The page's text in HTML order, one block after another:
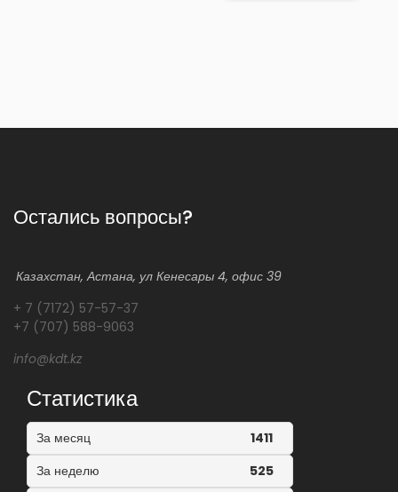
Остались вопросы?
Казахстан, Астана, ул Кенесары 4, офис 39
+ 7 (7172) 57-57-37
+7 (707) 588-9063
info@kdt.kz
Статистика
За месяц
1411
За неделю
525